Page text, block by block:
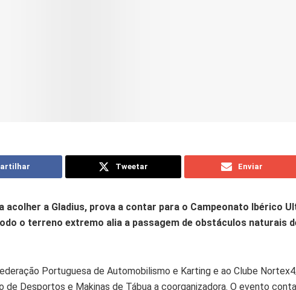
Tweetar Enviar
acolher a Gladius, prova a contar para o Campeonato Ibérico
o terreno extremo alia a passagem de obstáculos naturais
Portuguesa de Automobilismo e Karting e ao Clube
de Desportos e Makinas de Tábua a coorganizadora. O evento